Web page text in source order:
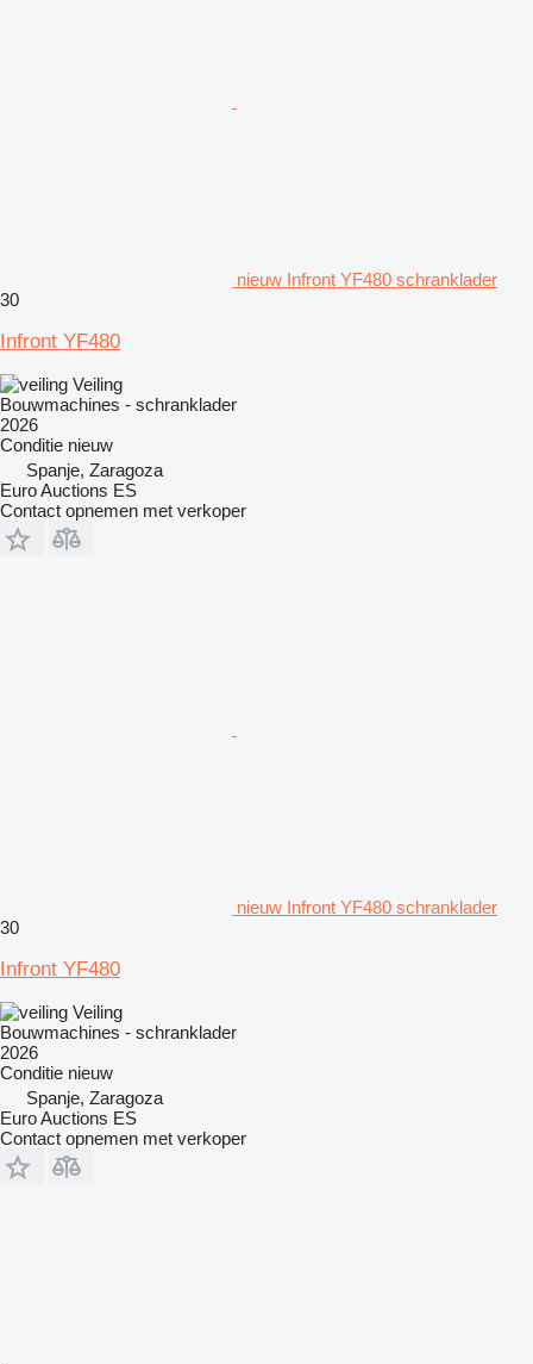
nieuw Infront YF480 schranklader
30
Infront YF480
Veiling
Bouwmachines - schranklader
2026
Conditie nieuw
Spanje, Zaragoza
Euro Auctions ES
Contact opnemen met verkoper
nieuw Infront YF480 schranklader
30
Infront YF480
Veiling
Bouwmachines - schranklader
2026
Conditie nieuw
Spanje, Zaragoza
Euro Auctions ES
Contact opnemen met verkoper